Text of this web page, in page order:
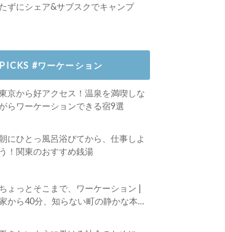
たずにシェア&サブスクでキャンプ
#ワーケーション
京から好アクセス！温泉を満喫しな
がらワーケーションできる宿9選
にひとっ風呂浴びてから、仕事しよ
う！関東のおすすめ銭湯
ちょっとそこまで、ワーケーション |
から40分、知らない町の静かな本屋